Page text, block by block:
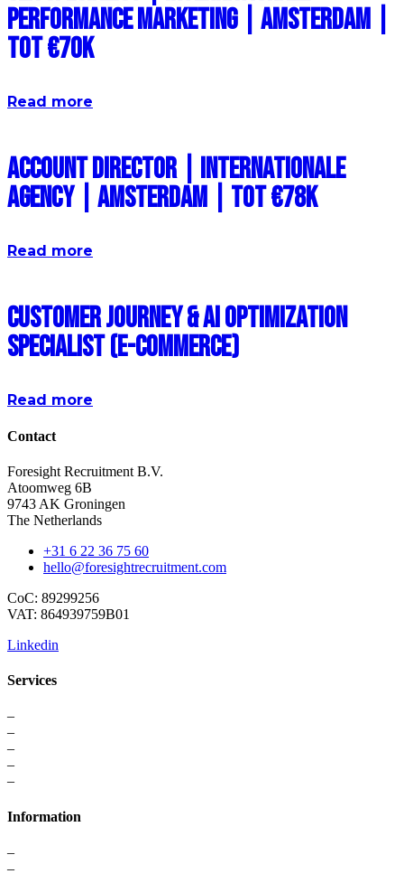
Performance Marketing | Amsterdam |
Tot €70k
Read more
Account Director | Internationale
Agency | Amsterdam | Tot €78k
Read more
Customer Journey & AI Optimization
Specialist (E-commerce)
Read more
Contact
Foresight Recruitment B.V.
Atoomweg 6B
9743 AK Groningen
The Netherlands
+31 6 22 36 75 60
hello@foresightrecruitment.com
CoC: 89299256
VAT: 864939759B01
Linkedin
Services
–
–
–
–
–
Information
–
–